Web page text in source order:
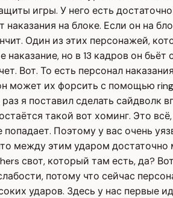
игры. У него есть
на блоке. Если он на
Один из этих персонажей,
но в 13 кадров он
Вот. То есть персонал
может их форсить с помощью
я поставил сделать сайдволк
такой вот хоминг. Это
Поэтому у вас очень
между этим ударом
свот, который там есть, да?
потому что сейчас
ударов. Здесь у нас первые